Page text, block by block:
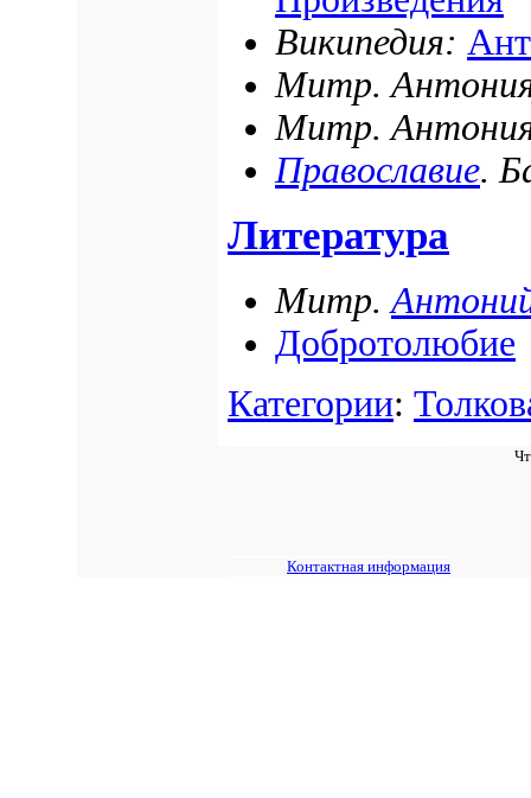
Википедия:
Митр.
Митр.
Православие.
Литература
Митр.
Добротолюбие
Категории:
Контактная информация